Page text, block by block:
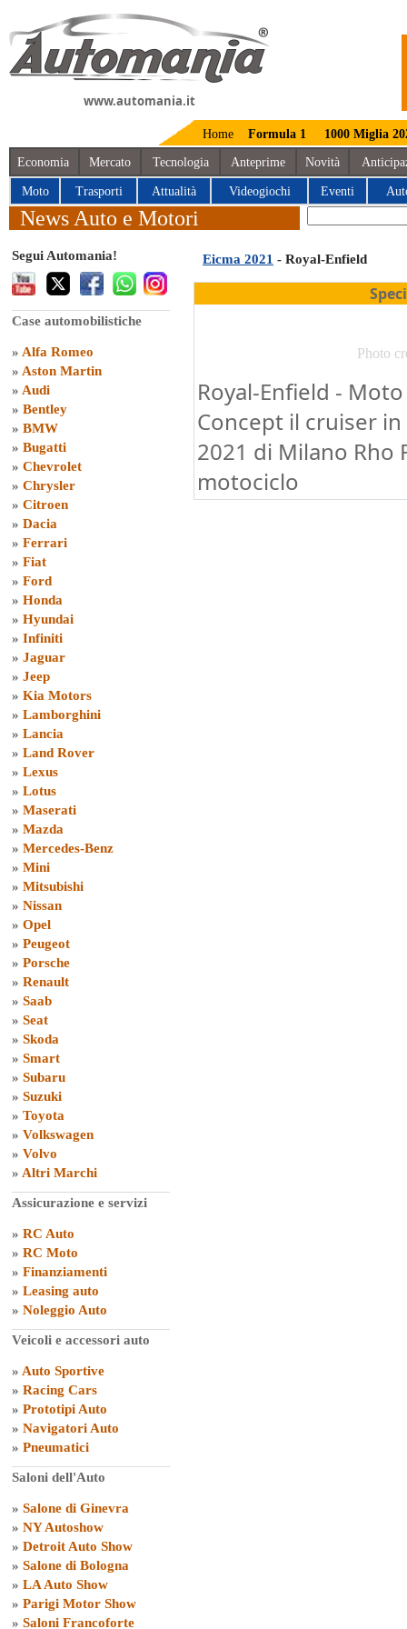
www.automania.it
Home Formula 1 1000 Miglia
Economia Mercato Tecnologia Anteprime Novità
Moto Trasporti Attualità Videogiochi Eventi
News Auto e Motori
Segui Automania!
Case automobilistiche
» Alfa Romeo
» Aston Martin
» Audi
» Bentley
» BMW
» Bugatti
» Chevrolet
» Chrysler
» Citroen
» Dacia
» Ferrari
» Fiat
» Ford
» Honda
» Hyundai
» Infiniti
» Jaguar
» Jeep
» Kia Motors
» Lamborghini
» Lancia
» Land Rover
» Lexus
» Lotus
» Maserati
» Mazda
» Mercedes-Benz
» Mini
» Mitsubishi
» Nissan
» Opel
» Peugeot
» Porsche
» Renault
» Saab
» Seat
» Skoda
» Smart
» Subaru
» Suzuki
» Toyota
» Volkswagen
» Volvo
» Altri Marchi
Assicurazione e servizi
» RC Auto
» RC Moto
» Finanziamenti
» Leasing auto
» Noleggio Auto
Veicoli e accessori auto
» Auto Sportive
» Racing Cars
» Prototipi Auto
» Navigatori Auto
» Pneumatici
Saloni dell'Auto
» Salone di Ginevra
» NY Autoshow
» Detroit Auto Show
» Salone di Bologna
» LA Auto Show
» Parigi Motor Show
» Saloni Francoforte
Eicma 2021 - Royal-Enfield
Photo
Royal-Enfield -
Concept il cruiser in
2021 di Milano Rho
motociclo